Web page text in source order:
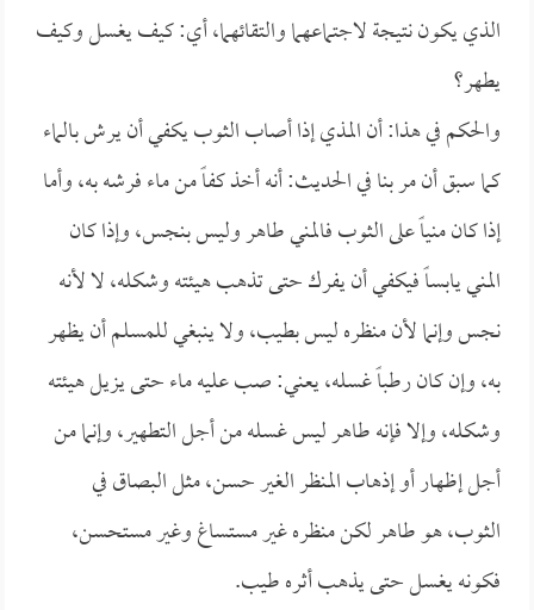
الذي يكون نتيجة لاجتماعهما والتقائهما، أي: كيف يغسل وكيف
يطهر؟
والحكم في هذا: أن المذي إذا أصاب الثوب يكفي أن يرش بالماء
كما سبق أن مر بنا في الحديث: أنه أخذ كفاً من ماء فرشه به، وأما
إذا كان منياً على الثوب فالمني طاهر وليس بنجس، وإذا كان
المني يابساً فيكفي أن يفرك حتى تذهب هيئته وشكله، لا لأنه
نجس وإنما لأن منظره ليس بطيب، ولا ينبغي للمسلم أن يظهر
به، وإن كان رطباً غسله، يعني: صب عليه ماء حتى يزيل هيئته
وشكله، وإلا فإنه طاهر ليس غسله من أجل التطهير، وإنما من
أجل إظهار أو إذهاب المنظر الغير حسن، مثل البصاق في
الثوب، هو طاهر لكن منظره غير مستساغ وغير مستحسن،
فكونه يغسل حتى يذهب أثره طيب.